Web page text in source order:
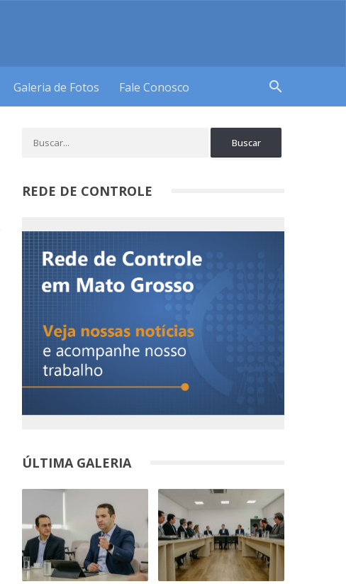
Galeria de Fotos Fale Conosco search
REDE DE CONTROLE
ÚLTIMA GALERIA